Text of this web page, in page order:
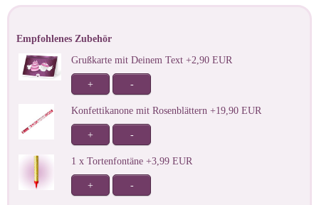
Empfohlenes Zubehör
Grußkarte mit Deinem Text +2,90 EUR
+ -
Konfettikanone mit Rosenblättern +19,90 EUR
+ -
1 x Tortenfontäne +3,99 EUR
+ -